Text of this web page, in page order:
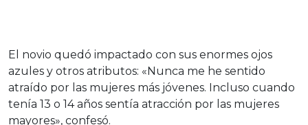
El novio quedó impactado con sus enormes ojos
azules y otros atributos: «Nunca me he sentido
atraído por las mujeres más jóvenes. Incluso cuando
tenía 13 o 14 años sentía atracción por las mujeres
mayores», confesó.